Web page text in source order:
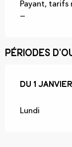
Payant, tarifs
—
Périodes
Du 1
Du 1
Lundi